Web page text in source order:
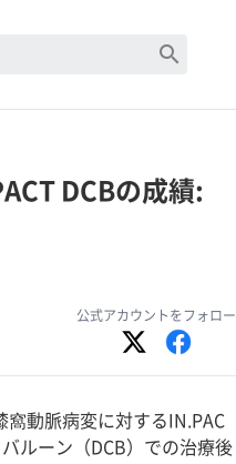
search
DCBの成績:
公式アカウントをフォロー
窩動脈病変に対するIN.PAC
ルーン（DCB）での治療後